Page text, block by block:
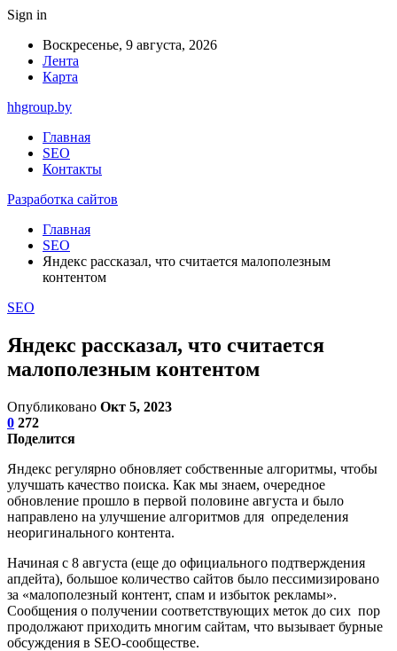
Sign in
Воскресенье, 9 августа, 2026
Лента
Карта
hhgroup.by
Главная
SEO
Контакты
Разработка сайтов
Главная
SEO
Яндекс рассказал, что считается малополезным
контентом
SEO
Яндекс рассказал, что считается
малополезным контентом
Опубликовано Окт 5, 2023
0 272
Поделится
Яндекс регулярно обновляет собственные алгоритмы, чтобы
улучшать качество поиска. Как мы знаем, очередное
обновление прошло в первой половине августа и было
направлено на улучшение алгоритмов для определения
неоригинального контента.
Начиная с 8 августа (еще до официального подтверждения
апдейта), большое количество сайтов было пессимизировано
за «малополезный контент, спам и избыток рекламы».
Сообщения о получении соответствующих меток до сих пор
продолжают приходить многим сайтам, что вызывает бурные
обсуждения в SEO-сообществе.